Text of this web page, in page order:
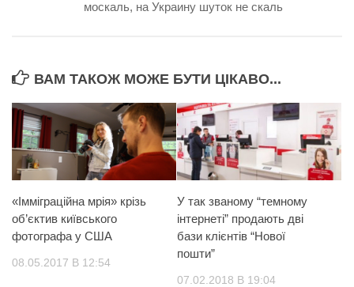
москаль, на Украину шуток не скаль
ВАМ ТАКОЖ МОЖЕ БУТИ ЦІКАВО...
«Імміграційна мрія» крізь
об’єктив київського
фотографа у США
08.05.2017 В 12:54
У так званому “темному
інтернеті” продають дві
бази клієнтів “Нової
пошти”
07.02.2018 В 19:04